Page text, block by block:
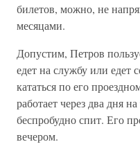
билетов, можно, не
месяцами.
Допустим, Петров
едет на службу или
кататься по его
работает через два дня
беспробудно спит. Его
вечером.